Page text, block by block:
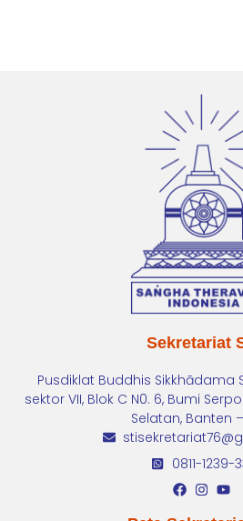
Sekretariat
Pusdiklat Buddhis Sikkhādama
sektor VII, Blok C N0. 6, Bumi
Selatan, Banten –
0811-1239-